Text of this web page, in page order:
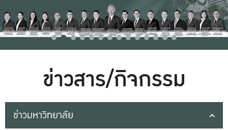
ข่าวสาร/กิจกรรม
ข่าวมหาวิทยาลัย